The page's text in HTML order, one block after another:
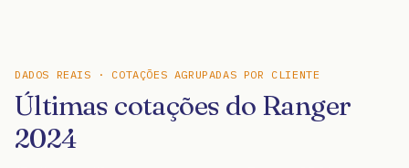
DADOS REAIS · COTAÇÕES AGRUPADAS POR CLIENTE
Últimas cotações do Ranger
2024